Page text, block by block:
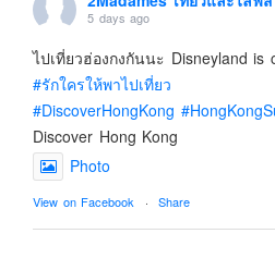
ร้านอร่อย
บทความครอบครัว
Beauty Review
รีวิวสายการบิน
Products & Applications
About Us
5 days ago
ไปเที่ยวฮ่องกงกันนะ Disneyland is
#รักใครให้พาไปเที่ยว
#DiscoverHongKong
Discover Hong Kong
Photo
View on Facebook · Share